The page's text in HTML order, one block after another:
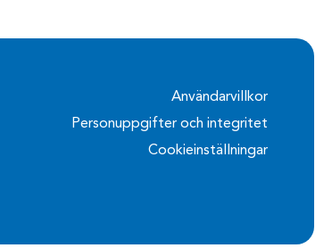
Användarvillkor
Personuppgifter och integritet
Cookieinställningar